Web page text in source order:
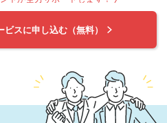
スに申し込む（無料）